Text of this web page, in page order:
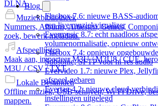
Blog
Flacbox 7.6: nieuwe BASS-
een live muziekvisualizer
Evermusic 8.7: echt naadloos
volumenormalisatie, opnieuw
Flacbox 7.4: opnieuw
Subsonic, SFTP voor hi-res audio
Evervideo 1.7: nieuwe Plex,
afspeel-gebaren
Evertag 4.2: nieuwe cloud-
instellingen uitgelegd
DLNA.
Muziekbibliotheek
Nummers, Albums, Artiesten, Genres,
zoek, bewerk metadata.
Afspeellijsten
Maak aan, importeer M3U / M3U8 / CUE,
M3U / CSV / TXT.
Lokale Bestanden
Offline muziek, USB-schijven, Wi-Fi Drive,
mappen.